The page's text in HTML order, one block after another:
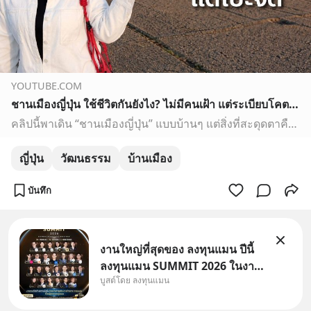
YOUTUBE.COM
ชานเมืองญี่ปุ่น ใช้ชีวิตกันยังไง? ไม่มีคนเฝ้า แต่ระเบียบโคตรเป๊ะ
คลิปนี้พาเดิน “ชานเมืองญี่ปุ่น” แบบบ้านๆ แต่สิ่งที่สะดุดตาคือ…ทั้งที่ไม่มีคนคุม ไม่มี รปภ. แต่ทุกอย่างกลับเป็นระเบียบมาก!▪️ ระบบแยกขยะที่ต้องทำตามวัน▪️ บ้านไ…
ญี่ปุ่น วัฒนธรรม บ้านเมือง
บันทึก
งานใหญ่ที่สุดของ ลงทุนแมน ปีนี้
ลงทุนแมน SUMMIT 2026 ในงาน
นี้จะมีเจ้าของธุรกิจ Dr.PONG,
บูสต์โดย ลงทุนแมน